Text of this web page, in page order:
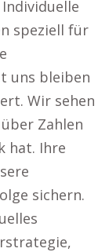
speziell für
uns bleiben
Wir sehen
Zahlen
hat. Ihre
sichern.